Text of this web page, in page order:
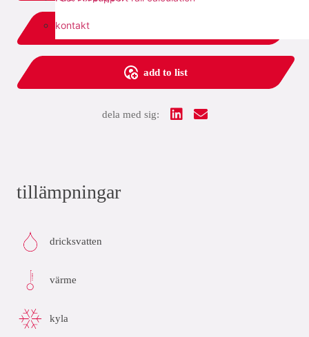
kontakt
add to list
dela med sig:
tillämpningar
dricksvatten
värme
kyla